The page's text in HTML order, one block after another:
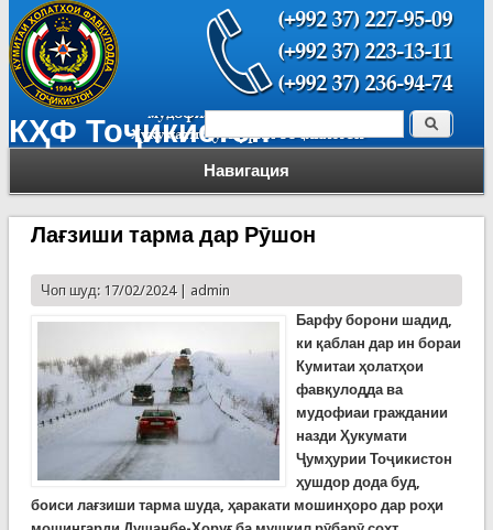
КҲФ Тоҷикистон
Навигация
Форма поиска Поиск
Лағзиши тарма дар Рӯшон
Чоп шуд: 17/02/2024 | admin
Барфу борони шадид,
ки қаблан дар ин бораи
Кумитаи ҳолатҳои
фавқулодда ва
мудофиаи граждании
назди Ҳукумати
Ҷумҳурии Тоҷикистон
ҳушдор дода буд,
боиси лағзиши тарма шуда, ҳаракати мошинҳоро дар роҳи